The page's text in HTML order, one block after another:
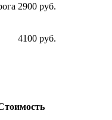
2900 руб.
4100 руб.